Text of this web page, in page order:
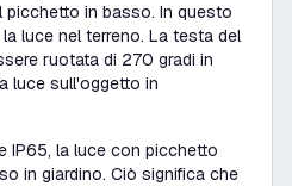
picchetto in basso. In questo
luce nel terreno. La testa del
ruotata di 270 gradi in
luce sull'oggetto in
IP65, la luce con picchetto
in giardino. Ciò significa che